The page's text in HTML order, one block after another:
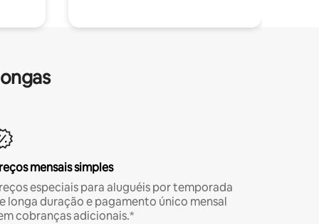
mensais simples
especiais para aluguéis por temporada
longa duração e pagamento único mensal
cobranças adicionais.*